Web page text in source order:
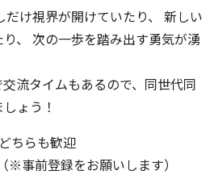
だけ視界が開けていたり、 新しい
、 次の一歩を踏み出す勇気が湧
流タイムもあるので、同世代同
ょう！
ちらも歓迎
※事前登録をお願いします）